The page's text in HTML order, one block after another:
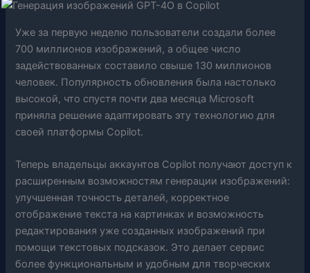
Уже за первую неделю пользователи создали более
700 миллионов изображений, а общее число
задействованных составило свыше 130 миллионов
человек. Популярность обновления была настолько
высокой, что спустя почти два месяца Microsoft
приняла решение адаптировать эту технологию для
своей платформы Copilot.
Теперь владельцы аккаунтов Copilot получают доступ к
расширенным возможностям генерации изображений:
улучшенная точность деталей, корректное
отображение текста на картинках и возможность
редактирования уже созданных изображений при
помощи текстовых подсказок. Это делает сервис
более функциональным и удобным для творческих